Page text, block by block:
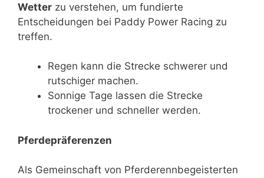
Wetter zu verstehen, um fundierte
Entscheidungen bei Paddy Power Racing zu
treffen.
Regen kann die Strecke schwerer und
rutschiger machen.
Sonnige Tage lassen die Strecke
trockener und schneller werden.
Pferdepräferenzen
Als Gemeinschaft von Pferderennbegeisterten